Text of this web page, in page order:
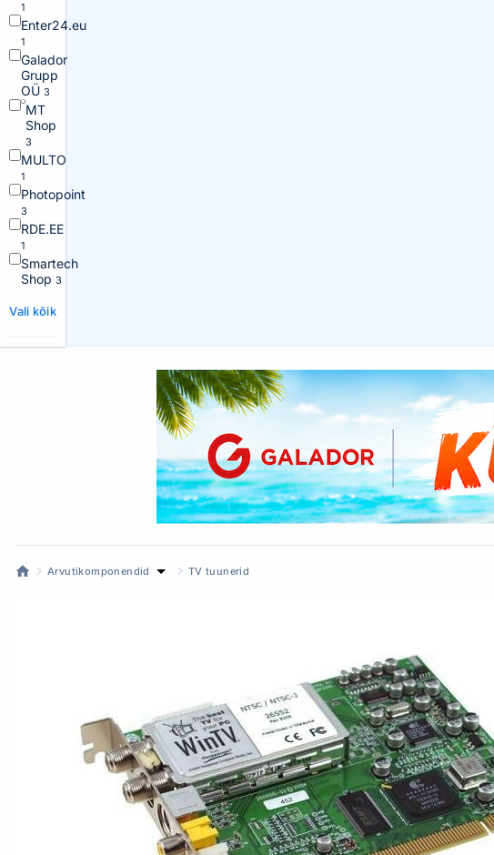
1
Enter24.eu
1
Galador
Grupp
OÜ 3
MT
Shop
3
MULTO
1
Photopoint
3
RDE.EE
1
Smartech
Shop 3
Vali kõik
Arvutikomponendid TV tuunerid